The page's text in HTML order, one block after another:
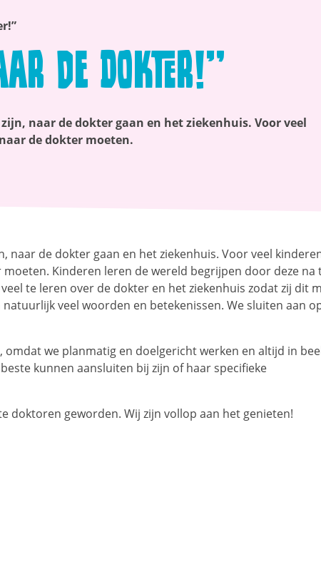
de Dokter!”
naar de dokter gaan en het ziekenhuis. Voor veel
de dokter moeten.
naar de dokter gaan en het ziekenhuis. Voor veel
Kinderen leren de wereld begrijpen door deze na
te leren over de dokter en het ziekenhuis zodat zij dit
veel woorden en betekenissen. We sluiten aan
we planmatig en doelgericht werken en altijd in
kunnen aansluiten bij zijn of haar specifieke
doktoren geworden. Wij zijn vollop aan het genieten!